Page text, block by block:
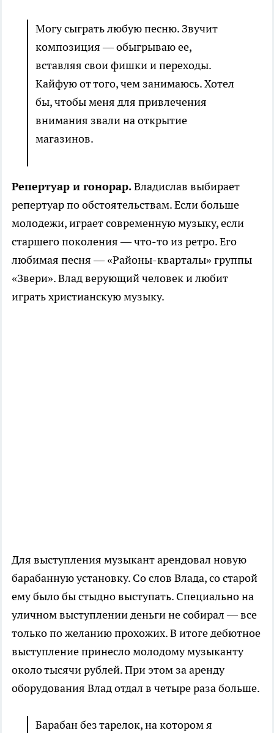
Могу сыграть любую песню. Звучит
композиция — обыгрываю ее,
вставляя свои фишки и переходы.
Кайфую от того, чем занимаюсь. Хотел
бы, чтобы меня для привлечения
внимания звали на открытие
магазинов.
Репертуар и гонорар.Владислав выбирает
репертуар по обстоятельствам. Если больше
молодежи, играет современную музыку, если
старшего поколения — что-то из ретро. Его
любимая песня — «Районы-кварталы» группы
«Звери». Влад верующий человек и любит
играть христианскую музыку.
Для выступления музыкант арендовал новую
барабанную установку. Со слов Влада, со старой
ему было бы стыдно выступать. Специально на
уличном выступлении деньги не собирал — все
только по желанию прохожих. В итоге дебютное
выступление принесло молодому музыканту
около тысячи рублей. При этом за аренду
оборудования Влад отдал в четыре раза больше.
Барабан без тарелок, на котором я